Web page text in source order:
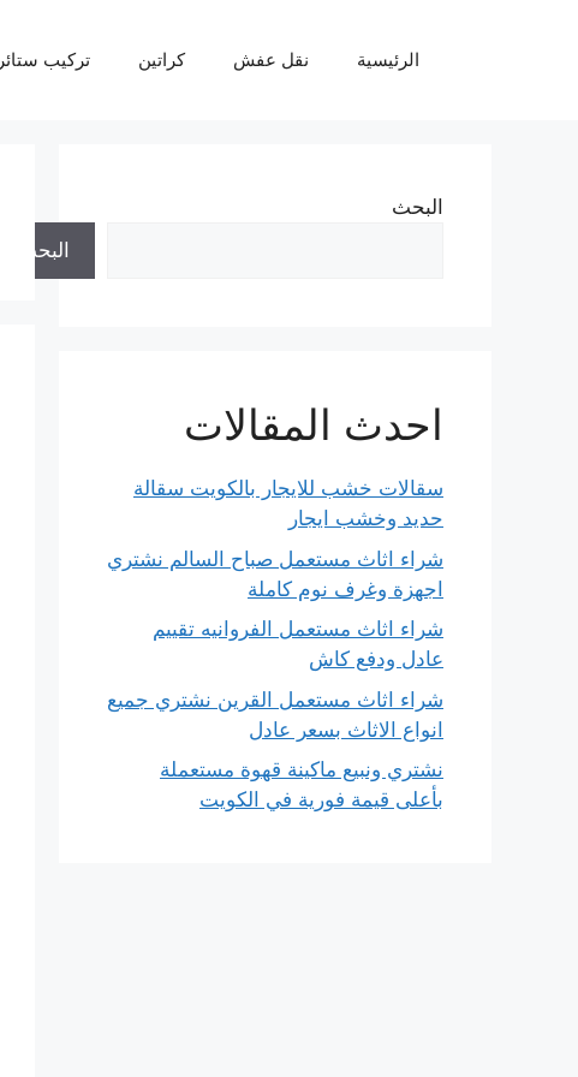
الرئيسية نقل عفش كراتين تركيب ستائر
البحث
البحث
احدث المقالات
سقالات خشب للايجار بالكويت سقالة
حديد وخشب ايجار
شراء اثاث مستعمل صباح السالم نشتري
اجهزة وغرف نوم كاملة
شراء اثاث مستعمل الفروانيه تقييم
عادل ودفع كاش
شراء اثاث مستعمل القرين نشتري جميع
انواع الاثاث بسعر عادل
نشتري ونبيع ماكينة قهوة مستعملة
بأعلى قيمة فورية في الكويت